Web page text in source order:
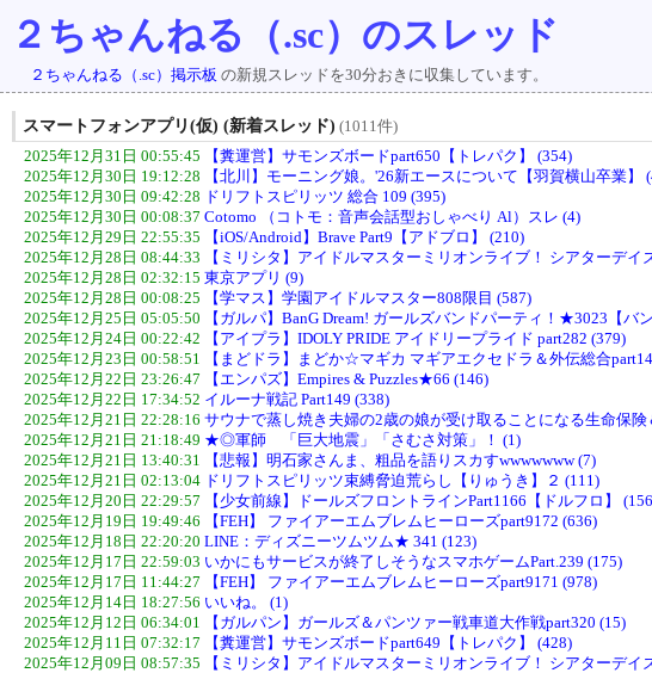
２ちゃんねる（.sc）のスレッド
２ちゃんねる（.sc）掲示板 の新規スレッドを30分おきに収集しています。
スマートフォンアプリ(仮) (新着スレッド) (1011件)
2025年12月31日 00:55:45
【糞運営】サモンズボードpart650【トレパク】 (354)
2025年12月30日 19:12:28
【北川】モーニング娘。'26新エースについて【羽賀横山卒業】
2025年12月30日 09:42:28
ドリフトスピリッツ 総合 109 (395)
2025年12月30日 00:08:37 Cotomo （コトモ：音声会話型おしゃべり Al）スレ (4)
2025年12月29日 22:55:35
【iOS/Android】Brave Part9【アドブロ】 (210)
2025年12月28日 08:44:33
【ミリシタ】アイドルマスターミリオンライブ！ シアターデイ
2025年12月28日 02:32:15 東京アプリ (9)
2025年12月28日 00:08:25
【学マス】学園アイドルマスター808限目 (587)
2025年12月25日 05:05:50
【ガルパ】BanG Dream! ガールズバンドパーティ！★3023【バ
2025年12月24日 00:22:42
【アイプラ】IDOLY PRIDE アイドリープライド part282 (379)
2025年12月23日 00:58:51
【まどドラ】まどか☆マギカ マギアエクセドラ＆外伝総合
2025年12月22日 23:26:47
【エンパズ】Empires & Puzzles★66 (146)
2025年12月22日 17:34:52 イルーナ戦記 Part149 (338)
2025年12月21日 22:28:16 サウナで蒸し焼き夫婦の2歳の娘が受け取ることになる生命保
2025年12月21日 21:18:49 ★◎軍師 「巨大地震」「さむさ対策」！ (1)
2025年12月21日 13:40:31
【悲報】明石家さんま、粗品を語りスカすwwwwwww (7)
2025年12月21日 02:13:04
ドリフトスピリッツ束縛脅迫荒らし【りゅうき】２ (111)
2025年12月20日 22:29:57
【少女前線】ドールズフロントラインPart1166【ドルフロ】
2025年12月19日 19:49:46
【FEH】 ファイアーエムブレムヒーローズpart9172 (636)
2025年12月18日 22:20:20 LINE：ディズニーツムツム★ 341 (123)
2025年12月17日 22:59:03 いかにもサービスが終了しそうなスマホゲームPart.239 (175)
2025年12月17日 11:44:27
【FEH】 ファイアーエムブレムヒーローズpart9171 (978)
2025年12月14日 18:27:56 いいね。 (1)
2025年12月12日 06:34:01
【ガルパン】ガールズ＆パンツァー戦車道大作戦part320 (15)
2025年12月11日 07:32:17
【糞運営】サモンズボードpart649【トレパク】 (428)
2025年12月09日 08:57:35
【ミリシタ】アイドルマスターミリオンライブ！ シアターデイ